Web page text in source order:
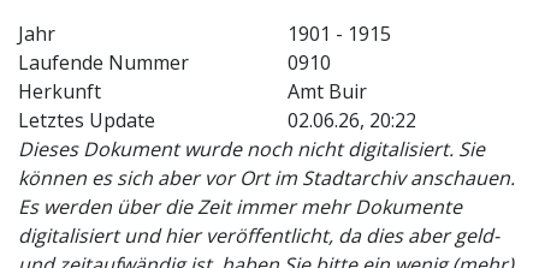
Jahr
1901 - 1915
Laufende Nummer
0910
Herkunft
Amt Buir
Letztes Update
02.06.26, 20:22
Dieses Dokument wurde noch nicht digitalisiert. Sie
können es sich aber vor Ort im Stadtarchiv anschauen.
Es werden über die Zeit immer mehr Dokumente
digitalisiert und hier veröffentlicht, da dies aber geld-